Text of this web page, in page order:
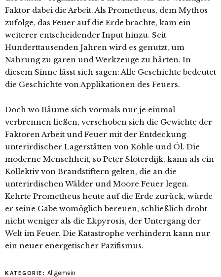
Faktor dabei die Arbeit. Als Prometheus, dem Mythos
zufolge, das Feuer auf die Erde brachte, kam ein
weiterer entscheidender Input hinzu. Seit
Hunderttausenden Jahren wird es genutzt, um
Nahrung zu garen und Werkzeuge zu härten. In
diesem Sinne lässt sich sagen: Alle Geschichte bedeutet
die Geschichte von Applikationen des Feuers.
Doch wo Bäume sich vormals nur je einmal
verbrennen ließen, verschoben sich die Gewichte der
Faktoren Arbeit und Feuer mit der Entdeckung
unterirdischer Lagerstätten von Kohle und Öl. Die
moderne Menschheit, so Peter Sloterdijk, kann als ein
Kollektiv von Brandstiftern gelten, die an die
unterirdischen Wälder und Moore Feuer legen.
Kehrte Prometheus heute auf die Erde zurück, würde
er seine Gabe womöglich bereuen, schließlich droht
nicht weniger als die Ekpyrosis, der Untergang der
Welt im Feuer. Die Katastrophe verhindern kann nur
ein neuer energetischer Pazifismus.
KATEGORIE: Allgemein